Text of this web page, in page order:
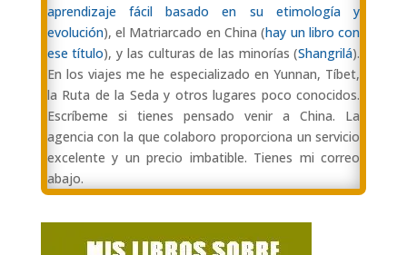
aprendizaje fácil basado en su etimología y
evolución), el Matriarcado en China (hay un libro con
ese título), y las culturas de las minorías (Shangrilá).
En los viajes me he especializado en Yunnan, Tíbet,
la Ruta de la Seda y otros lugares poco conocidos.
Escríbeme si tienes pensado venir a China. La
agencia con la que colaboro proporciona un servicio
excelente y un precio imbatible. Tienes mi correo
abajo.